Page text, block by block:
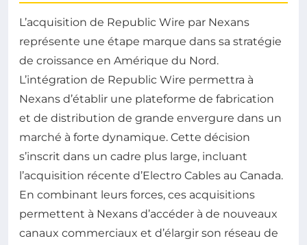
L’acquisition de Republic Wire par Nexans
représente une étape marque dans sa stratégie
de croissance en Amérique du Nord.
L’intégration de Republic Wire permettra à
Nexans d’établir une plateforme de fabrication
et de distribution de grande envergure dans un
marché à forte dynamique. Cette décision
s’inscrit dans un cadre plus large, incluant
l’acquisition récente d’Electro Cables au Canada.
En combinant leurs forces, ces acquisitions
permettent à Nexans d’accéder à de nouveaux
canaux commerciaux et d’élargir son réseau de